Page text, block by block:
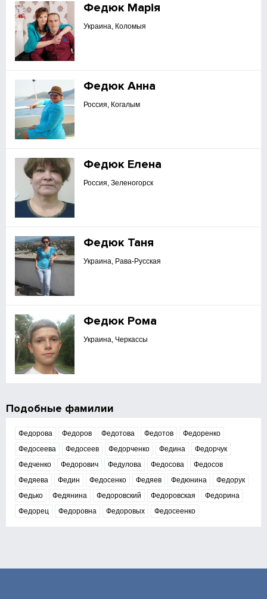
Федюк Марія
Украина, Коломыя
Федюк Анна
Россия, Когалым
Федюк Елена
Россия, Зеленогорск
Федюк Таня
Украина, Рава-Русская
Федюк Рома
Украина, Черкассы
Подобные фамилии
Федорова Федоров Федотова Федотов
Федоренко
Федосеева
Федосеев Федорченко Федина
Федорчук
Федченко
Федорович Федулова Федосова
Федосов
Федяева
Федин Федосенко Федяев Федюнина
Федорук
Федько
Федянина Федоровский Федоровская
Федорина
Федорец
Федоровна Федоровых Федосеенко